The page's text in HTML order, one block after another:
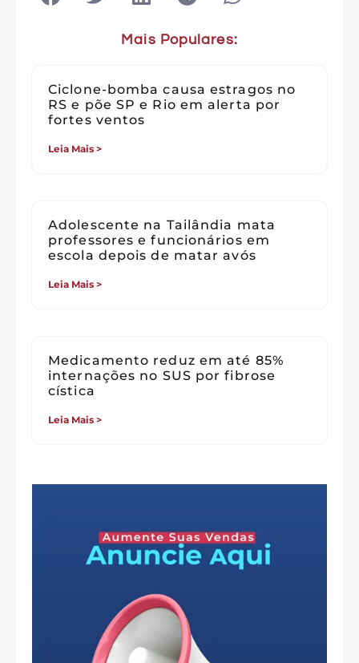
Mais Populares:
Ciclone-bomba causa estragos no
RS e põe SP e Rio em alerta por
fortes ventos
Leia Mais >
Adolescente na Tailândia mata
professores e funcionários em
escola depois de matar avós
Leia Mais >
Medicamento reduz em até 85%
internações no SUS por fibrose
cística
Leia Mais >